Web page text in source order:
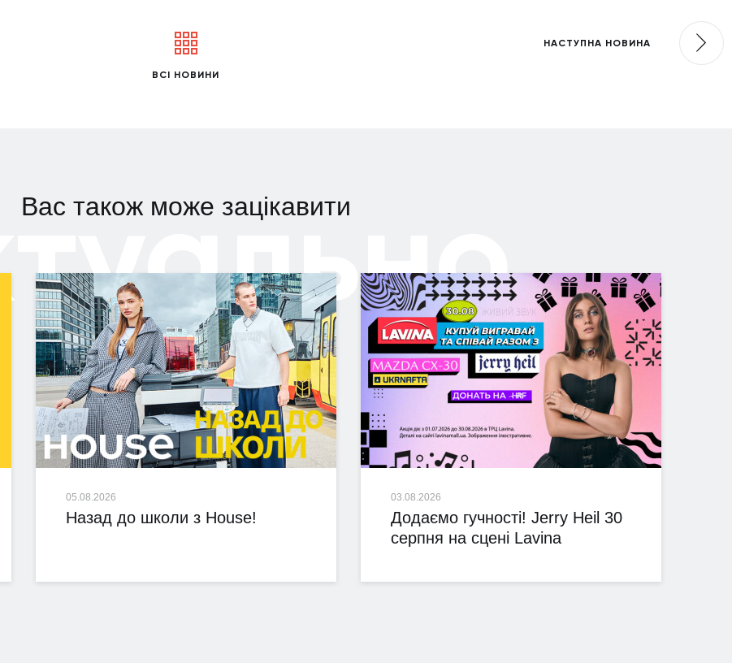
ВСІ НОВИНИ
НАСТУПНА НОВИНА
Вас також може зацікавити
05.08.2026
Назад до школи з House!
03.08.2026
Додаємо гучності! Jerry Heil 30
серпня на сцені Lavina